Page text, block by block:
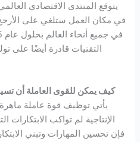
يتوقع المنتدى الاقتصادي
كيف يمكن للقوى العاملة أن
يأتي توظيف قوة عاملة
الإنتاجية لم تواكب
فإن تحسين المهارات وتبني